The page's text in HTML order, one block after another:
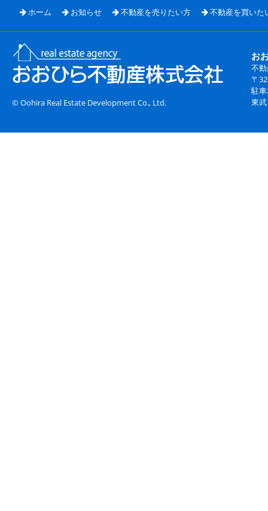
ホーム お知らせ 不動産を売りたい方 不動産を買いた
お
不
〒
駐
東
© Oohira Real Estate Development Co., Ltd.